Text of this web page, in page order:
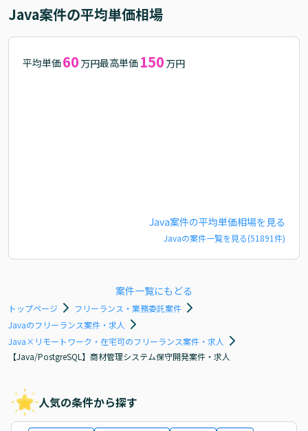
Java案件の平均単価相場
平均単価 60 万円最高単価 150 万円
Java案件の平均単価相場を見る
Javaの案件一覧を見る(51891件)
案件一覧にもどる
トップページ
フリーランス・業務委託案件
Javaのフリーランス案件・求人
Java×リモートワーク・在宅可のフリーランス案件・求人
【Java/PostgreSQL】商材管理システム保守開発案件・求人
人気の条件から探す